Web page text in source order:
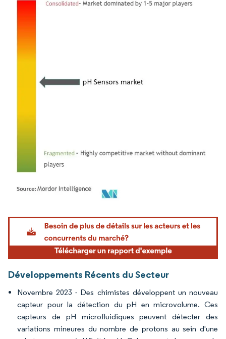
Image © Mordor Intelligence. La réutilisation nécessite une attribution sous CC BY
Développements Récents du Secteur
Novembre 2023 - Des chimistes développent un nouveau
capteur pour la détection du pH en microvolume. Ces
capteurs de pH microfluidiques peuvent détecter des
variations mineures du nombre de protons au sein d'une